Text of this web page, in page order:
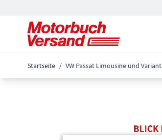
Startseite / VW Passat Limousine und Variant